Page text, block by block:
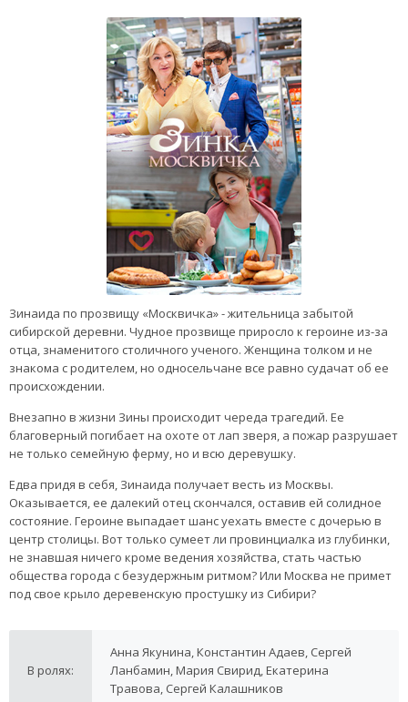
Зинаида по прозвищу «Москвичка» - жительница забытой
сибирской деревни. Чудное прозвище приросло к героине из-за
отца, знаменитого столичного ученого. Женщина толком и не
знакома с родителем, но односельчане все равно судачат об ее
происхождении.
Внезапно в жизни Зины происходит череда трагедий. Ее
благоверный погибает на охоте от лап зверя, а пожар разрушает
не только семейную ферму, но и всю деревушку.
Едва придя в себя, Зинаида получает весть из Москвы.
Оказывается, ее далекий отец скончался, оставив ей солидное
состояние. Героине выпадает шанс уехать вместе с дочерью в
центр столицы. Вот только сумеет ли провинциалка из глубинки,
не знавшая ничего кроме ведения хозяйства, стать частью
общества города с безудержным ритмом? Или Москва не примет
под свое крыло деревенскую простушку из Сибири?
В ролях:
Анна Якунина, Константин Адаев, Сергей
Ланбамин, Мария Свирид, Екатерина
Травова, Сергей Калашников